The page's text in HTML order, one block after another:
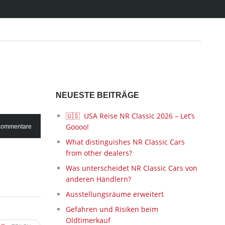
NEUESTE BEITRÄGE
🇺🇸 USA Reise NR Classic 2026 – Let’s
Goooo!
What distinguishes NR Classic Cars
from other dealers?
Was unterscheidet NR Classic Cars von
anderen Händlern?
Ausstellungsräume erweitert
Gefahren und Risiken beim
Oldtimerkauf